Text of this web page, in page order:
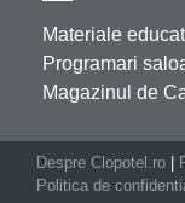
Materiale
Programari
Magazinul de
Despre Clopotel.ro |
Politica de